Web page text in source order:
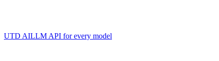
UTD AILLM API for every model